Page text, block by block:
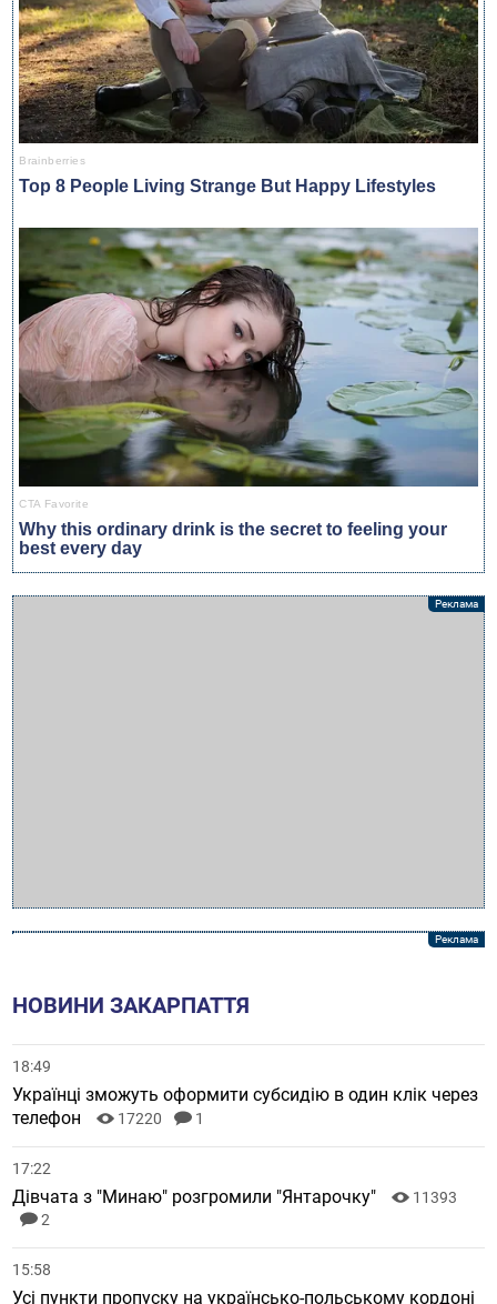
НОВИНИ ЗАКАРПАТТЯ
18:49
Українці зможуть оформити субсидію в один клік через
телефон
17220 1
17:22
Дівчата з "Минаю" розгромили "Янтарочку"
11393
2
15:58
Усі пункти пропуску на українсько-польському кордоні